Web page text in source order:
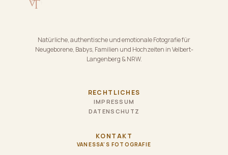
Natürliche, authentische und emotionale Fotografie für
Neugeborene, Babys, Familien und Hochzeiten in Velbert-
Langenberg & NRW.
RECHTLICHES
IMPRESSUM
DATENSCHUTZ
KONTAKT
VANESSA'S FOTOGRAFIE